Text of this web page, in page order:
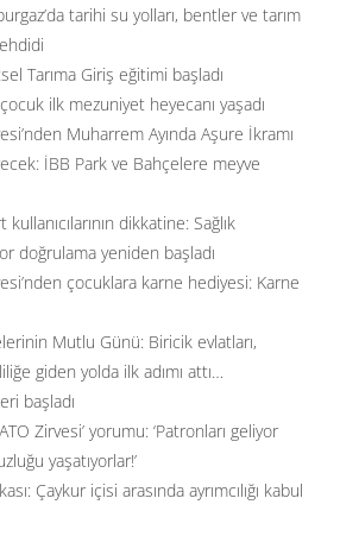
tarihi su yolları, bentler ve tarım
Tarıma Giriş eğitimi başladı
ilk mezuniyet heyecanı yaşadı
Muharrem Ayında Aşure İkramı
İBB Park ve Bahçelere meyve
dikkatine: Sağlık
doğrulama yeniden başladı
çocuklara karne hediyesi: Karne
Mutlu Günü: Biricik evlatları,
giden yolda ilk adımı attı…
başladı
Zirvesi’ yorumu: ‘Patronları geliyor
yaşatıyorlar!’
Çaykur içisi arasında ayrımcılığı kabul